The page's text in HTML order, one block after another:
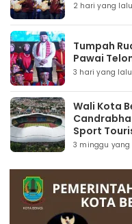
2 hari yang lalu
Tumpah
Pawai
3 hari yang lalu
Wali Kota
Sport
3 minggu yang